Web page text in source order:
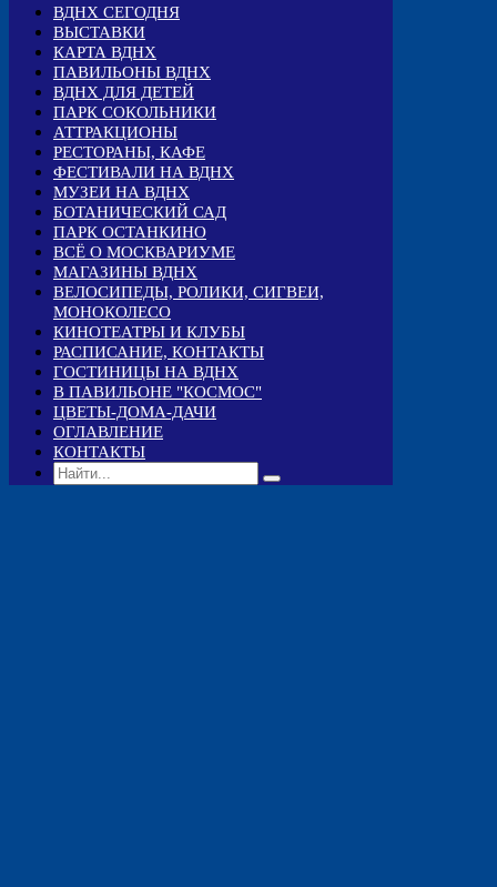
ВДНХ СЕГОДНЯ
ВЫСТАВКИ
КАРТА ВДНХ
ПАВИЛЬОНЫ ВДНХ
ВДНХ ДЛЯ ДЕТЕЙ
ПАРК СОКОЛЬНИКИ
АТТРАКЦИОНЫ
РЕСТОРАНЫ, КАФЕ
ФЕСТИВАЛИ НА ВДНХ
МУЗЕИ НА ВДНХ
БОТАНИЧЕСКИЙ САД
ПАРК ОСТАНКИНО
ВСЁ О МОСКВАРИУМЕ
МАГАЗИНЫ ВДНХ
ВЕЛОСИПЕДЫ, РОЛИКИ, СИГВЕИ,
МОНОКОЛЕСО
КИНОТЕАТРЫ И КЛУБЫ
РАСПИСАНИЕ, КОНТАКТЫ
ГОСТИНИЦЫ НА ВДНХ
В ПАВИЛЬОНЕ "КОСМОС"
ЦВЕТЫ-ДОМА-ДАЧИ
ОГЛАВЛЕНИЕ
КОНТАКТЫ